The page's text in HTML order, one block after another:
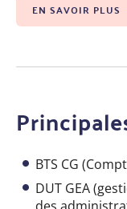
EN SAVOIR PLUS
BTS CG
DUT GEA